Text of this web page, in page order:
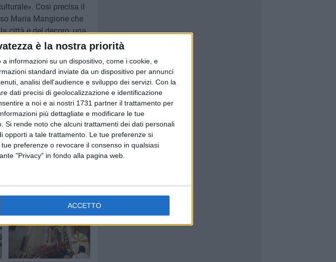
è la nostra priorità
informazioni su un dispositivo, come i cookie, e
standard inviate da un dispositivo per annunci
analisi dell'audience e sviluppo dei servizi. Con la
dati precisi di geolocalizzazione e identificazione
a noi e ai nostri 1731 partner il trattamento per
più dettagliate e modificare le tue
Si rende noto che alcuni trattamenti dei dati personali
opporti a tale trattamento. Le tue preferenze si
preferenze o revocare il consenso in qualsiasi
"Privacy" in fondo alla pagina web.
ACCETTO
Così precisa il
Maria Mangione che
città e del decoro, una
Purtroppo le deiezioni,
di sporco e olezzi
sforzo sicuramente